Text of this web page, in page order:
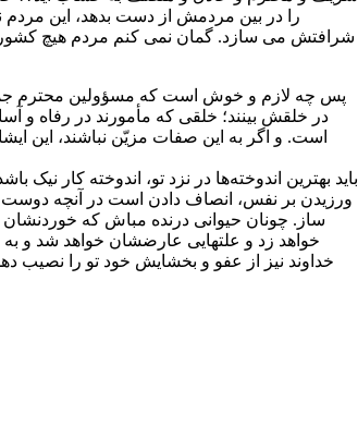
را در بین مردمش از دست بدهد، این
شرافتش می سازد. گمان نمی کنم مردم هیچ کشوری
پس چه لازم و خوش است که مسؤولین محترم
در خلقش بینند؛ خلقی که مأمورند در رفاه
است. و اگر به این صفات مزیّن نباشند، این
ورزیدن بر نفس، انصاف دادن است در آنچه
ساز. چونان حیوانی درنده مباش که خوردنشان
خواهد زد و علتهایی عارضشان خواهد شد و
خداوند نیز از عفو و بخشایش خود تو را نصیب